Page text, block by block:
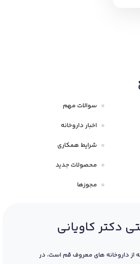
سوالات مهم
اخبار داروخانه
شرایط همکاری
محصولات جدید
مجوزها
دکتر کاویانی
از داروخانه های معروف قم است، در